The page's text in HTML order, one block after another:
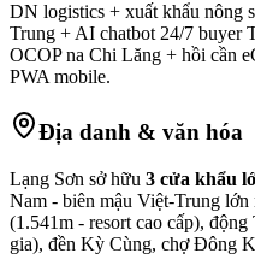
DN logistics + xuất khẩu nông
Trung + AI chatbot 24/7 buyer
OCOP na Chi Lăng + hồi cần
PWA mobile.
Địa danh & văn hóa
Lạng Sơn sở hữu 3 cửa khẩu
Nam - biên mậu Việt-Trung lớn
(1.541m - resort cao cấp),
gia), đền Kỳ Cùng, chợ Đông